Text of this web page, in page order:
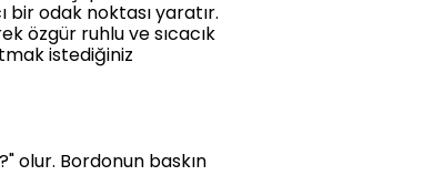
bir odak noktası yaratır.
özgür ruhlu ve sıcacık
istediğiniz
?" olur. Bordonun baskın